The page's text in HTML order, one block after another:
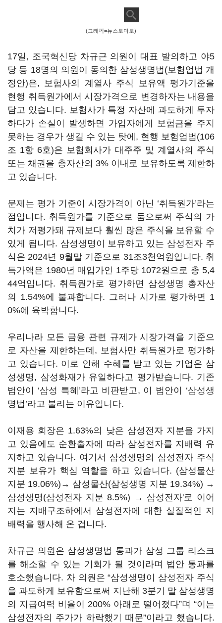
(그래픽=뉴스토마토)
17일, 조국혁신당 차규근 의원이 대표 발의하고 야5
당 등 18명의 의원이 동의한 삼성생명법(보험업법 개
정안)은, 보험사의 계열사 주식 보유액 평가기준을
현행 취득원가에서 시장가격으로 변경하자는 내용을
담고 있습니다. 보험사가 특정 자산에 과도하게 투자
하다가 손실이 발생하면 가입자에게 보험금을 주지
못하는 경우가 생길 수 있는 탓에, 현행 보험업법(106
조 1항 6호)은 보험회사가 대주주 및 계열사의 주식
또는 채권을 총자산의 3% 이내로 보유하도록 제한하
고 있습니다.
문제는 평가 기준이 시장가격이 아닌 ‘취득원가’라는
점입니다. 취득원가를 기준으로 둠으로써 주식의 가
치가 저평가돼 규제보다 훨씬 많은 주식을 보유할 수
있게 됩니다. 삼성생명이 보유하고 있는 삼성전자 주
식은 2024년 9월말 기준으로 31조3천억원입니다. 취
득가액은 1980년 매입가인 1주당 1072원으로 총 5,4
44억입니다. 취득원가로 평가하면 삼성생명 총자산
의 1.54%에 불과합니다. 그러나 시가로 평가하면 1
0%에 육박합니다.
우리나라 모든 금융 관련 규제가 시장가격을 기준으
로 자산을 제한하는데, 보험사만 취득원가로 평가하
고 있습니다. 이로 인해 수혜를 받고 있는 기업은 삼
성생명, 삼성화재가 유일하다고 평가받습니다. 기존
법안이 ‘삼성 특혜’라고 비판받고, 이 법안이 ‘삼성생
명법’라고 불리는 이유입니다.
이재용 회장은 1.63%의 낮은 삼성전자 지분을 가지
고 있음에도 순환출자에 따라 삼성전자를 지배력 유
지하고 있습니다. 여기서 삼성생명의 삼성전자 주식
지분 보유가 핵심 역할을 하고 있습니다. (삼성물산
지분 19.06%)→ 삼성물산(삼성생명 지분 19.34%) →
삼성생명(삼성전자 지분 8.5%) → 삼성전자'로 이어
지는 지배구조하에서 삼성전자에 대한 실질적인 지
배력을 행사해 온 겁니다.
차규근 의원은 삼성생명법 통과가 삼성 그룹 리스크
를 해소할 수 있는 기회가 될 것이라며 법안 통과를
호소했습니다. 차 의원은 “삼성생명이 삼성전자 주식
을 과도하게 보유함으로써 지난해 3분기 말 삼성생명
의 지급여력 비율이 200% 아래로 떨어졌다”며 “이는
삼성전자의 주가가 하락했기 때문”이라고 했습니다.